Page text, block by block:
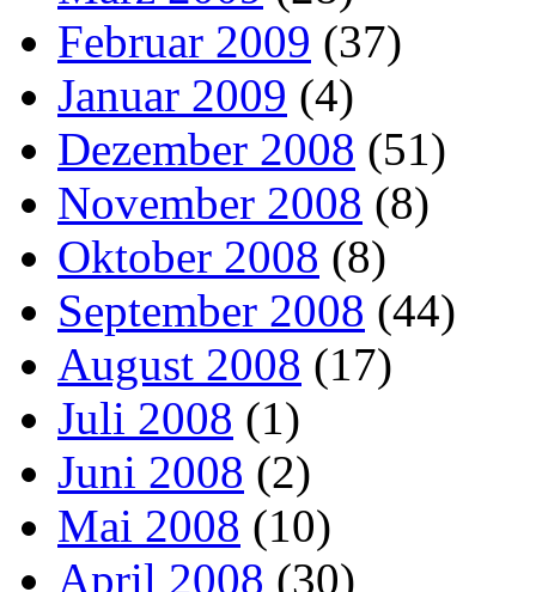
Februar 2009 (37)
Januar 2009 (4)
Dezember 2008 (51)
November 2008 (8)
Oktober 2008 (8)
September 2008 (44)
August 2008 (17)
Juli 2008 (1)
Juni 2008 (2)
Mai 2008 (10)
April 2008 (30)